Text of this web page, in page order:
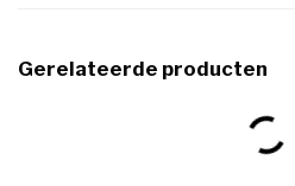
Gerelateerde producten